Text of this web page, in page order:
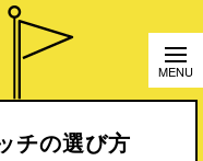
チの選び方